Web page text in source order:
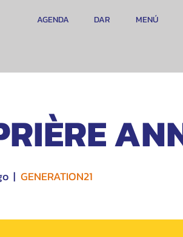
DAR MENÚ
AGENDA
  |
GENERATION21